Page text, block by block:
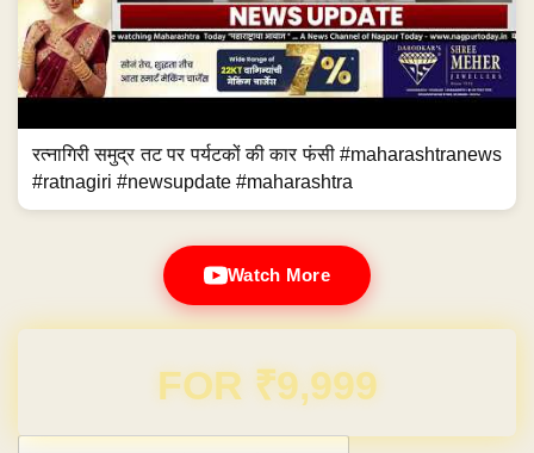
रत्नागिरी समुद्र तट पर पर्यटकों की कार फंसी #maharashtranews
#ratnagiri #newsupdate #maharashtra
Watch More
Domain & Hosting FREE for 1 Year